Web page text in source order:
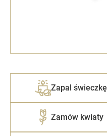
Zapal świeczkę
Zamów kwiaty